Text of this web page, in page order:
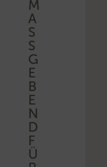
M
A
SS
G
E
B
E
N
D
F
Ü
R